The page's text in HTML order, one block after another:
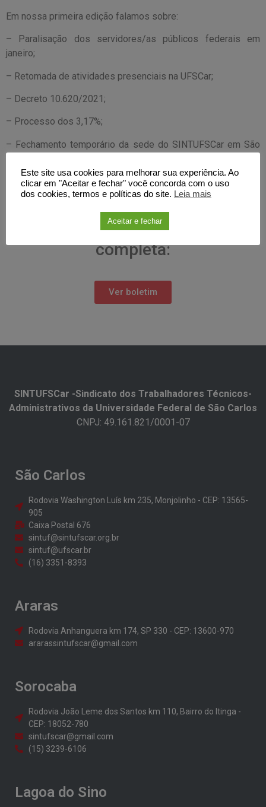
Em nossa primeira edição falamos sobre:
– Paralisação dos servidores/as públicos federais em
janeiro;
– Retomada de atividades presenciais na UFSCar;
– Decreto 10.620/2021;
– Processo dos 3,17%;
– Fechamento temporário da sede do SINTUFSCar em São
– Plenária nacional dos Servidores/as Públicos Federais;
Confira a primeira edição
completa:
Ver boletim
SINTUFSCar -Sindicato dos Trabalhadores Técnicos-
Administrativos da Universidade Federal de São Carlos​
CNPJ: 49.161.821/0001-07
São Carlos
Rodovia Washington Luís km 235, Monjolinho - CEP: 13565-
905
Caixa Postal 676
sintuf@sintufscar.org.br
sintuf@ufscar.br
(16) 3351-8393
Araras
Rodovia Anhanguera km 174, SP 330 - CEP: 13600-970
ararassintufscar@gmail.com
Sorocaba
Rodovia João Leme dos Santos km 110, Bairro do Itinga -
CEP: 18052-780
sintufscar@gmail.com
(15) 3239-6106
Lagoa do Sino
Este site usa cookies para melhorar sua experiência. Ao
clicar em "Aceitar e fechar" você concorda com o uso
dos cookies, termos e políticas do site. Leia mais
Aceitar e fechar